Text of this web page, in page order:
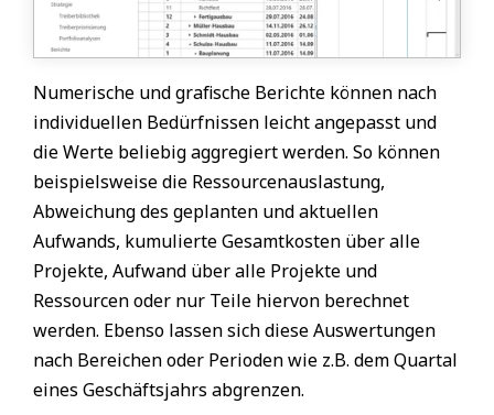
Numerische und grafische Berichte können nach
individuellen Bedürfnissen leicht angepasst und
die Werte beliebig aggregiert werden. So können
beispielsweise die Ressourcenauslastung,
Abweichung des geplanten und aktuellen
Aufwands, kumulierte Gesamtkosten über alle
Projekte, Aufwand über alle Projekte und
Ressourcen oder nur Teile hiervon berechnet
werden. Ebenso lassen sich diese Auswertungen
nach Bereichen oder Perioden wie z.B. dem Quartal
eines Geschäftsjahrs abgrenzen.